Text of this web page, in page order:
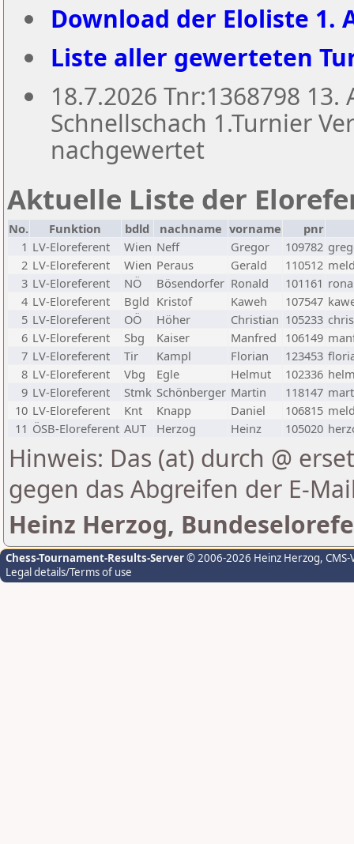
Download der Eloliste 1.
Liste aller gewerteten
18.7.2026 Tnr:1368798
Schnellschach 1.Turnier
nachgewertet
Aktuelle Liste der
No. Funktion bdld nachname vorname
pnr
1 LV-Eloreferent Wien Neff Gregor 109782
2 LV-Eloreferent Wien Peraus Gerald 110512
3 LV-Eloreferent NÖ Bösendorfer Ronald 101161
4 LV-Eloreferent Bgld Kristof Kaweh 107547
5 LV-Eloreferent OÖ Höher Christian 105233
6 LV-Eloreferent Sbg Kaiser Manfred 106149
7 LV-Eloreferent Tir Kampl Florian 123453
8 LV-Eloreferent Vbg Egle Helmut 102336
9 LV-Eloreferent Stmk Schönberger Martin 118147
10 LV-Eloreferent Knt Knapp Daniel 106815
11 ÖSB-Eloreferent AUT Herzog Heinz 105020
Hinweis: Das (at) durch @
gegen das Abgreifen der E-
Heinz Herzog,
Chess-Tournament-Results-Server© 2006-2026 Heinz Herzog,
Legal details/Terms of use